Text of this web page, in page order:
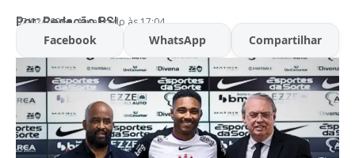
Por:Redação BSL
07/02/2026 Atualizado às 17:04
Facebook WhatsApp Compartilhar